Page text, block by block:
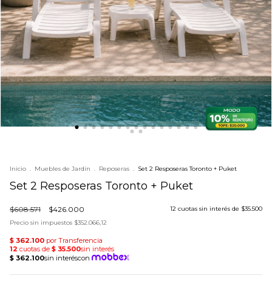
Inicio . Muebles de Jardín . Reposeras . Set 2 Resposeras Toronto + Puket
Set 2 Resposeras Toronto + Puket
$608.571 $426.000 12 cuotas sin interés de $35.500
Precio sin impuestos $352.066,12